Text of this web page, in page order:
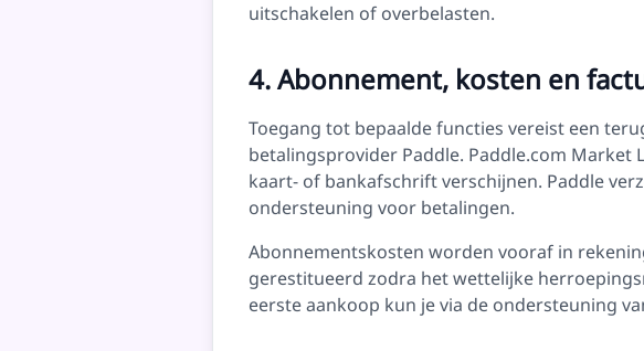
uitschakelen of overbelasten.
4. Abonnement, kosten en
Toegang tot bepaalde functies vereist een
betalingsprovider Paddle. Paddle.com
kaart- of bankafschrift verschijnen. Paddle
ondersteuning voor betalingen.
Abonnementskosten worden vooraf in
gerestitueerd zodra het wettelijke
eerste aankoop kun je via de ondersteuning